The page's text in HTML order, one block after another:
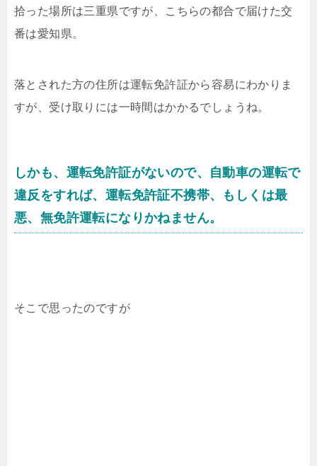
拾った場所は三重県ですが、こちらの都合で届けた交
番は愛知県。
落とされた方の住所は運転免許証から容易にわかりま
すが、受け取りには一時間はかかるでしょうね。
しかも、運転免許証がないので、自動車の運転で
違反をすれば、運転免許証不携帯、もしくは最
悪、無免許運転になりかねません。
そこで思ったのですが